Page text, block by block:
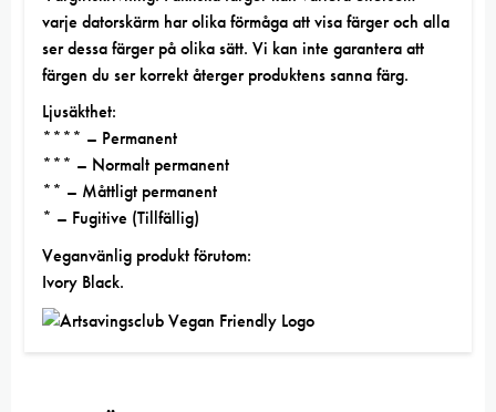
varje datorskärm har olika förmåga att visa färger och alla
ser dessa färger på olika sätt. Vi kan inte garantera att
färgen du ser korrekt återger produktens sanna färg.
Ljusäkthet:
**** – Permanent
*** – Normalt permanent
** – Måttligt permanent
* – Fugitive (Tillfällig)
Veganvänlig produkt förutom:
Ivory Black.